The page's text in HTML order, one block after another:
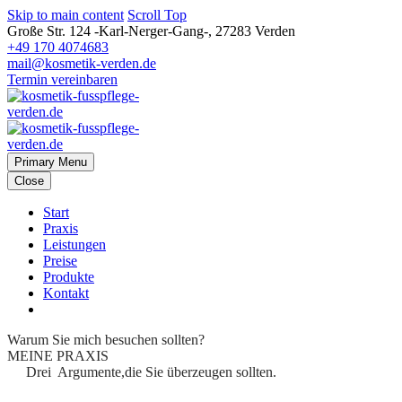
Skip to main content Scroll Top
Große Str. 124 -Karl-Nerger-Gang-, 27283 Verden
+49 170 4074683
mail@kosmetik-verden.de
Termin vereinbaren
Primary Menu
Close
Start
Praxis
Leistungen
Preise
Produkte
Kontakt
Warum Sie mich besuchen sollten?
MEINE PRAXIS
Drei Argumente,die Sie überzeugen sollten.